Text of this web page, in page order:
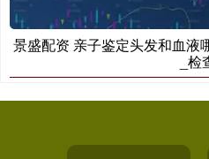
景盛配资 亲子鉴定头发和血液
_检